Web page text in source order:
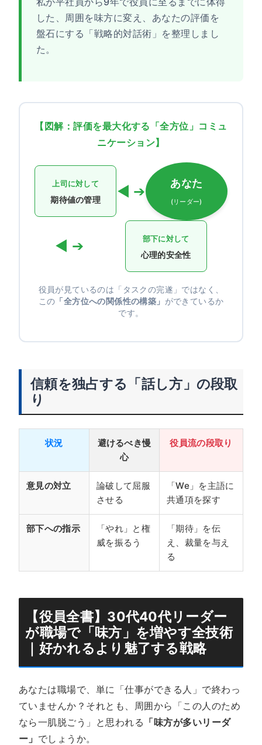
した、周囲を味方に変え、あなたの評価を
盤石にする「戦略的対話術」を整理しまし
た。
【図解：評価を最大化する「全方位」コミュ
ニケーション】
上司に対して
期待値の管理 ◀ ➔ あなた
(リーダー)
◀ ➔ 部下に対して
心理的安全性
役員が見ているのは「タスクの完遂」ではなく、
この 「全方位への関係性の構築」 ができているか
です。
信頼を独占する「話し方」の段取
り
状況
避けるべき慢
心
役員流の段取り
意見の対立
論破して屈服
させる
「We」を主語に
共通項を探す
部下への指示
「やれ」と権
威を振るう
「期待」を伝
え、裁量を与え
る
【役員全書】30代40代リーダー
が職場で「味方」を増やす全技術
｜好かれるより魅了する戦略
あなたは職場で、単に「仕事ができる人」で終わっ
ていませんか？それとも、周囲から「この人のため
なら一肌脱ごう」と思われる 「味方が多いリーダ
ー」 でしょうか。